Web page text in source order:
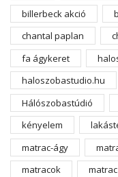
billerbeck akció
chantal paplan
fa ágykeret
haloszobastudio.hu
Hálószobastúdió
kényelem
matrac-ágy
matracok